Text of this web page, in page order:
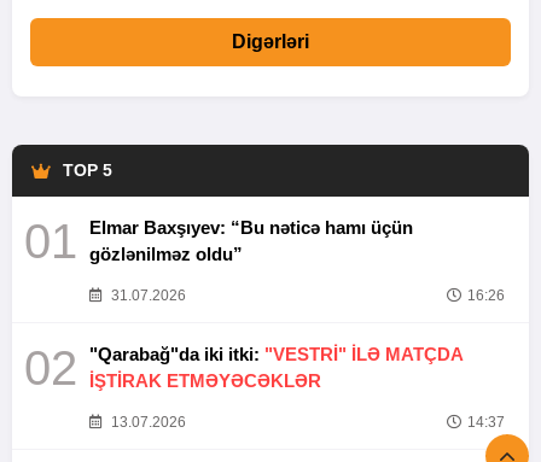
Digərləri
TOP 5
01
Elmar Baxşıyev: “Bu nəticə hamı üçün
gözlənilməz oldu”
31.07.2026 16:26
02 "Qarabağ"da iki itki: "VESTRİ" İLƏ MATÇDA
İŞTİRAK ETMƏYƏCƏKLƏR
13.07.2026 14:37